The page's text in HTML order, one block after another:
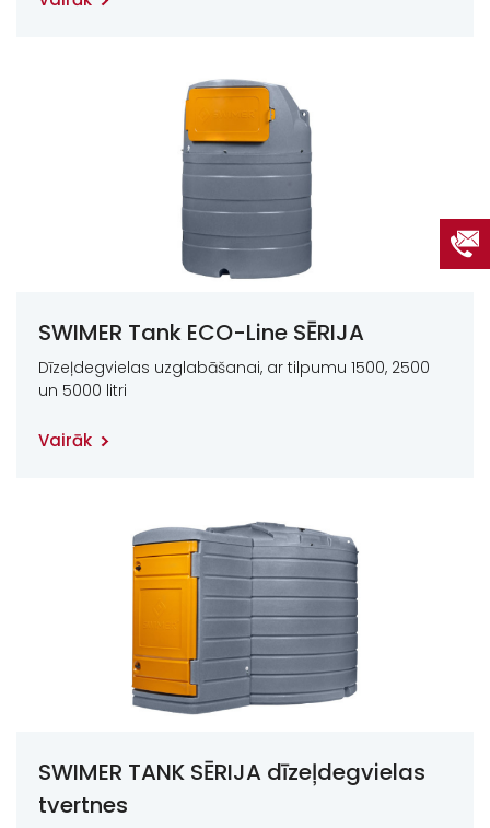
SWIMER Tank ECO-Line SĒRIJA
Dīzeļdegvielas uzglabāšanai, ar tilpumu 1500, 2500
un 5000 litri
Vairāk
SWIMER TANK SĒRIJA dīzeļdegvielas
tvertnes